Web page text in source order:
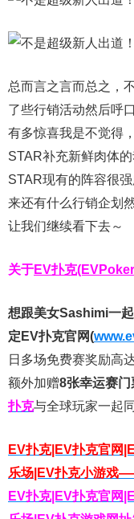
总而言之言而总之，
了些行销活动然后呼
有多惊喜我是不觉得
STAR补充新鲜肉体
STAR现有的阵容很
来还有什么行销企划
让我们继续看下去～
关于EV扑克
想跟美女Sashimi一起
定EV扑克官网(
日多场免费赛奖励高
额外加赠8张幸运赛门
扑克与全球玩家一起同
EV扑克|EV扑克官网
乐场|EV扑克小游戏
EV扑克|EV扑克官网